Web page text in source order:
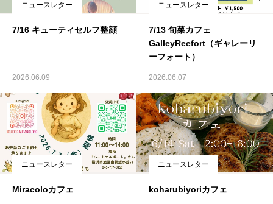
ニュースレター
7/16 キューティセルフ整顔
2026.06.09
ニュースレター
7/13 旬菜カフェ
GalleyReefort（ギャレーリ
ーフォート）
2026.06.07
ニュースレター
Miracoloカフェ
ニュースレター
koharubiyoriカフェ